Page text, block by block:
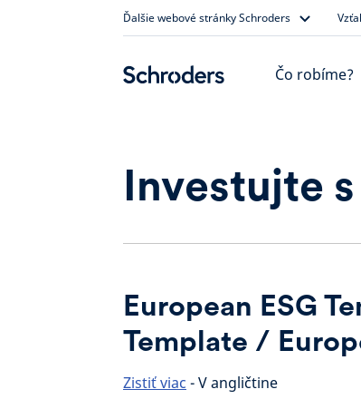
Ďalšie webové stránky Schroders
Čo robíme?
Investujte
European ESG
Template /
Zistiť viac - V angličtine